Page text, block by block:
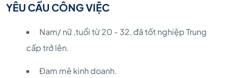
YÊU CẦU CÔNG VIỆC
Nam/ nữ ,tuổi từ 20 - 32, đã tốt nghiệp Trung
cấp trở lên.
Đam mê kinh doanh.